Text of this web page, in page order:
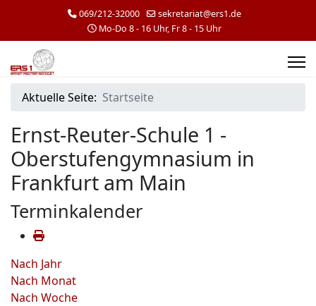
069/212-32000
sekretariat@ers1.de
Mo-Do 8 - 16 Uhr, Fr 8 - 15 Uhr
Aktuelle Seite: Startseite
Ernst-Reuter-Schule 1 -
Oberstufengymnasium in
Frankfurt am Main
Terminkalender
Nach Jahr
Nach Monat
Nach Woche